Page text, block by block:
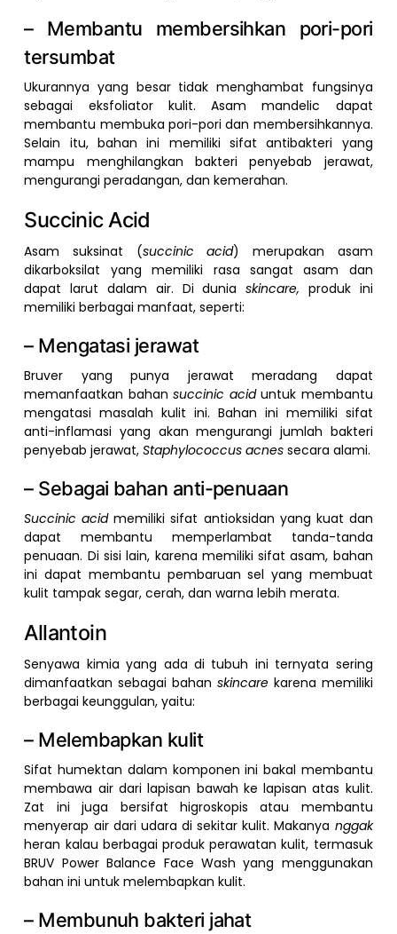
– Membantu membersihkan pori-pori
tersumbat
Ukurannya yang besar tidak menghambat fungsinya
sebagai eksfoliator kulit. Asam mandelic dapat
membantu membuka pori-pori dan membersihkannya.
Selain itu, bahan ini memiliki sifat antibakteri yang
mampu menghilangkan bakteri penyebab jerawat,
mengurangi peradangan, dan kemerahan.
Succinic Acid
Asam suksinat (succinic acid) merupakan asam
dikarboksilat yang memiliki rasa sangat asam dan
dapat larut dalam air. Di duniaskincare, produk ini
memiliki berbagai manfaat, seperti:
– Mengatasi jerawat
Bruver yang punya jerawat meradang dapat
memanfaatkan bahansuccinic aciduntuk membantu
mengatasi masalah kulit ini. Bahan ini memiliki sifat
anti-inflamasi yang akan mengurangi jumlah bakteri
penyebab jerawat,Staphylococcus acnes secara alami.
– Sebagai bahan anti-penuaan
Succinic acidmemiliki sifat antioksidan yang kuat dan
dapat membantu memperlambat tanda-tanda
penuaan. Di sisi lain, karena memiliki sifat asam, bahan
ini dapat membantu pembaruan sel yang membuat
kulit tampak segar, cerah, dan warna lebih merata.
Allantoin
Senyawa kimia yang ada di tubuh ini ternyata sering
dimanfaatkan sebagai bahan skincare karena memiliki
berbagai keunggulan, yaitu:
– Melembapkan kulit
Sifat humektan dalam komponen ini bakal membantu
membawa air dari lapisan bawah ke lapisan atas kulit.
Zat ini juga bersifat higroskopis atau membantu
menyerap air dari udara di sekitar kulit. Makanya nggak
heran kalau berbagai produk perawatan kulit, termasuk
BRUV Power Balance Face Wash yang menggunakan
bahan ini untuk melembapkan kulit.
– Membunuh bakteri jahat